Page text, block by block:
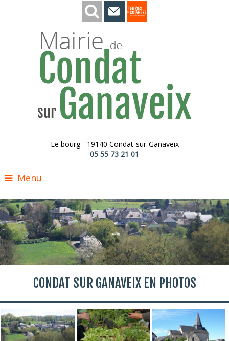
Le bourg - 19140 Condat-sur-Ganaveix
05 55 73 21 01
Menu
CONDAT SUR GANAVEIX EN PHOTOS